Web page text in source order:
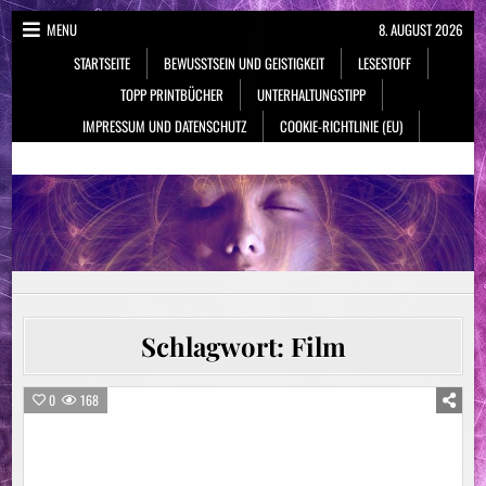
Skip
to
content
MENU
STARTSEITE
BEWUSSTSEIN UND GEISTIGKEIT
LESESTOFF
TOPP PRINTBÜCHER
UNTERHALTUNGSTIPP
IMPRESSUM UND DATENSCHUTZ
COOKIE-RICHTLINIE (EU)
8. AUGUST 2026
NeueSpiritualität.de
Schlagwort: Film
0 168